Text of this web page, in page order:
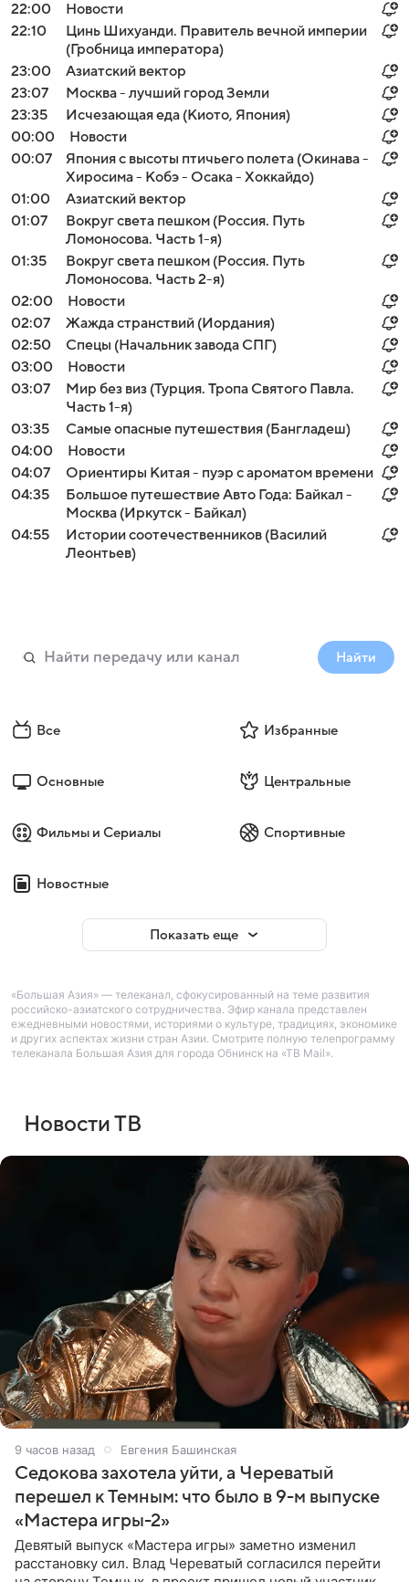
22:00
Новости
22:10
Цинь Шихуанди. Правитель вечной империи
(Гробница императора)
23:00
Азиатский вектор
23:07
Москва - лучший город Земли
23:35
Исчезающая еда (Киото, Япония)
00:00
Новости
00:07
Япония с высоты птичьего полета (Окинава -
Хиросима - Кобэ - Осака - Хоккайдо)
01:00
Азиатский вектор
01:07
Вокруг света пешком (Россия. Путь
Ломоносова. Часть 1-я)
01:35
Вокруг света пешком (Россия. Путь
Ломоносова. Часть 2-я)
02:00
Новости
02:07
Жажда странствий (Иордания)
02:50
Спецы (Начальник завода СПГ)
03:00
Новости
03:07
Мир без виз (Турция. Тропа Святого Павла.
Часть 1-я)
03:35
Самые опасные путешествия (Бангладеш)
04:00
Новости
04:07
Ориентиры Китая - пуэр с ароматом времени
04:35
Большое путешествие Авто Года: Байкал -
Москва (Иркутск - Байкал)
04:55
Истории соотечественников (Василий
Леонтьев)
Найти
Все Избранные
Основные Центральные
Фильмы и Сериалы Спортивные
Новостные
Показать еще
«Большая Азия» — телеканал, сфокусированный на теме развития
российско-азиатского сотрудничества. Эфир канала представлен
ежедневными новостями, историями о культуре, традициях, экономике
и других аспектах жизни стран Азии. Смотрите полную телепрограмму
телеканала Большая Азия для города Обнинск на «ТВ Mail».
Новости ТВ
9 часов назад Евгения Башинская
Седокова захотела уйти, а Череватый
перешел к Темным: что было в 9-м выпуске
«Мастера игры-2»
Девятый выпуск «Мастера игры» заметно изменил
расстановку сил. Влад Череватый согласился перейти